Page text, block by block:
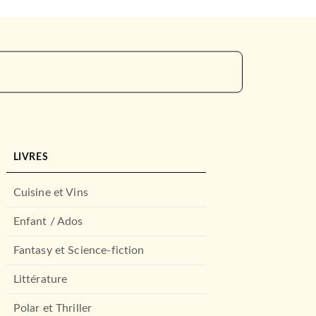
LIVRES
Cuisine et Vins
Enfant / Ados
Fantasy et Science-fiction
Littérature
Polar et Thriller